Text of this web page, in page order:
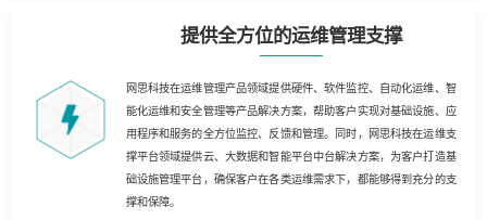
提供全方位的运维管理支撑
网思科技在运维管理产品领域提供硬件、软件监控、自动化运维、智
能化运维和安全管理等产品解决方案，帮助客户实现对基础设施、应
用程序和服务的全方位监控、反馈和管理。同时，网思科技在运维支
撑平台领域提供云、大数据和智能平台中台解决方案，为客户打造基
础设施管理平台，确保客户在各类运维需求下，都能够得到充分的支
撑和保障。